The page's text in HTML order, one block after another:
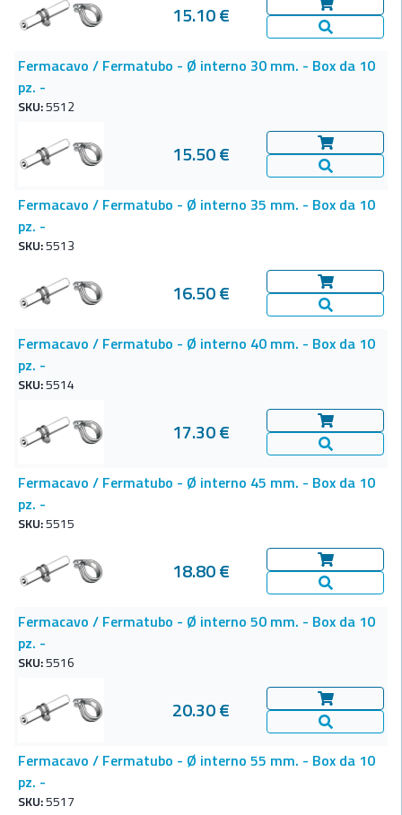
15.10 €
Aggiungi al
Vedi Dettagli
Fermacavo / Fermatubo - Ø interno 30 mm. - Box da 10
pz. -
SKU:5512
15.50 €
Aggiungi al
Vedi Dettagli
Fermacavo / Fermatubo - Ø interno 35 mm. - Box da 10
pz. -
SKU:5513
16.50 €
Aggiungi al
Vedi Dettagli
Fermacavo / Fermatubo - Ø interno 40 mm. - Box da 10
pz. -
SKU:5514
17.30 €
Aggiungi al
Vedi Dettagli
Fermacavo / Fermatubo - Ø interno 45 mm. - Box da 10
pz. -
SKU:5515
18.80 €
Aggiungi al
Vedi Dettagli
Fermacavo / Fermatubo - Ø interno 50 mm. - Box da 10
pz. -
SKU:5516
20.30 €
Aggiungi al
Vedi Dettagli
Fermacavo / Fermatubo - Ø interno 55 mm. - Box da 10
pz. -
SKU:5517